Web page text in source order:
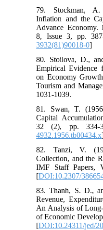
79. Stockman,
Inflation and the
Advance Economy.
8, Issue 3, pp.
3932(81)90018-0]
80. Stoilova, D.,
Empirical Evidence
on Economy
Tourism and
1031-1039.
81. Swan, T.
Capital
32 (2), pp. 334-
4932.1956.tb00434.x
82. Tanzi, V.
Collection, and the
IMF Staff Papers,
[DOI:10.2307/
83. Thanh, S. D.,
Revenue,
An Analysis of
of Economic
[DOI:10.24311/jed/